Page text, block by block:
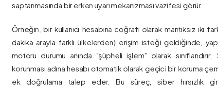
saptanmasında bir erken uyarı mekanizması vazifesi görür.
Örneğin, bir kullanıcı hesabına coğrafi olarak mantıksız iki
dakika arayla farklı ülkelerden) erişim isteği geldiğinde,
motoru durumu anında "şüpheli işlem" olarak sınıflandırır.
korunması adına hesabı otomatik olarak geçici bir koruma
ek doğrulama talep eder. Bu süreç, siber hırsızlık